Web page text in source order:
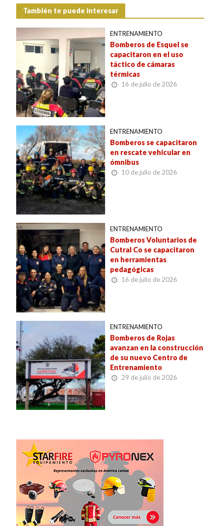
También te puede interesar
ENTRENAMIENTO
Bomberos de Esquel se
capacitaron en el uso
táctico de cámaras
térmicas
16 de julio de 2026
ENTRENAMIENTO
Bomberos se capacitaron
en rescate vehicular en
ómnibus
10 de julio de 2026
ENTRENAMIENTO
Bomberos Voluntarios de
Cutral Co se capacitaron
en herramientas
pedagógicas
16 de julio de 2026
ENTRENAMIENTO
Bomberos de Rojas
avanzan en la construcción
de su nuevo Centro de
Entrenamiento
29 de julio de 2026